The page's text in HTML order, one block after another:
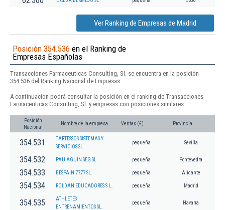
Ver Ranking de Empresas de Madrid
Posición 354.536 en el Ranking de
Empresas Españolas
Transacciones Farmaceuticas Consulting, Sl. se encuentra en la posición
354.536 del Ranking Nacional de Empresas.
A continuación podrá consultar la posición en el ranking de Transacciones
Farmaceuticas Consulting, Sl. y empresas con posiciones similares:
Posición
Nacional
Nombre de la empresa Ventas (€) Provincia
354.531
TARTESSOS SISTEMAS Y
SERVICIOS SL
pequeña Sevilla
354.532 PAU AGUIN SEG SL. pequeña Pontevedra
354.533 BESPAIN 7777 SL. pequeña Alicante
354.534 ROLDAN EDUCADORES S.L. pequeña Madrid
354.535
ATHLETES
ENTRENAMIENTOS SL.
pequeña Navarra